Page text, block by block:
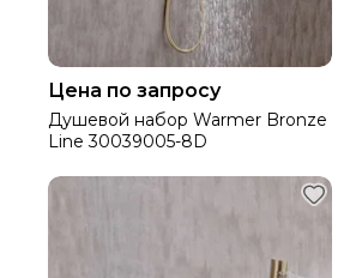
Цена по запросу
Душевой набор Warmer Bronze
Line 30039005-8D